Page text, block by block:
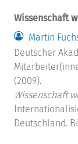
Wissenschaft
Martin
Deutscher
(2009).
Wissenschaft
Deutschland.